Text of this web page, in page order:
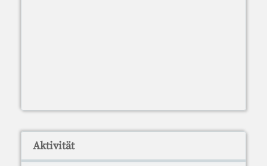
Aktivität